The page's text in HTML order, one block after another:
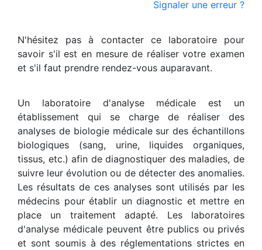
Signaler une erreur ?
N'hésitez pas à contacter ce laboratoire pour
savoir s'il est en mesure de réaliser votre examen
et s'il faut prendre rendez-vous auparavant.
Un laboratoire d'analyse médicale est un
établissement qui se charge de réaliser des
analyses de biologie médicale sur des échantillons
biologiques (sang, urine, liquides organiques,
tissus, etc.) afin de diagnostiquer des maladies, de
suivre leur évolution ou de détecter des anomalies.
Les résultats de ces analyses sont utilisés par les
médecins pour établir un diagnostic et mettre en
place un traitement adapté. Les laboratoires
d'analyse médicale peuvent être publics ou privés
et sont soumis à des réglementations strictes en